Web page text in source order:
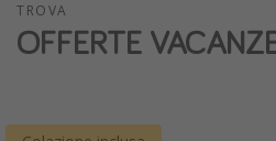
Vacanze al mare
Altri argomenti
TROVA
OFFERTE